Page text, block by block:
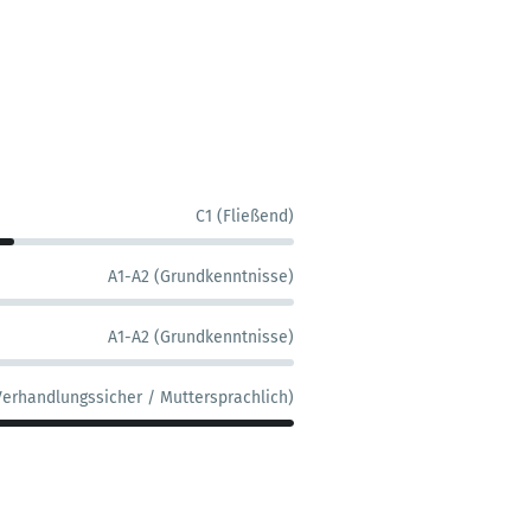
C1 (Fließend)
A1-A2 (Grundkenntnisse)
A1-A2 (Grundkenntnisse)
/ Muttersprachlich)